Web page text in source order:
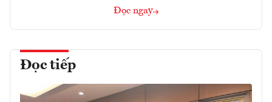
Đọc ngay
Đọc tiếp